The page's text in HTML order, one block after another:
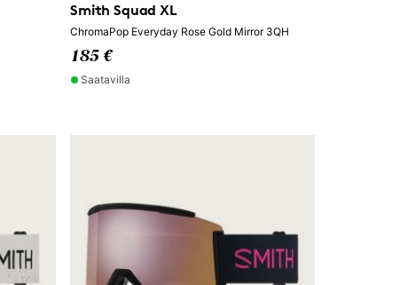
Smith Squad XL
ChromaPop Everyday Rose Gold Mirror 3QH
185 €
Saatavilla